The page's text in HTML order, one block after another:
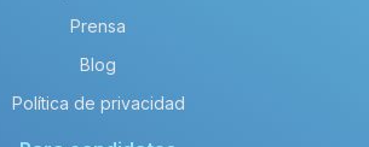
Prensa
Blog
Política de privacidad